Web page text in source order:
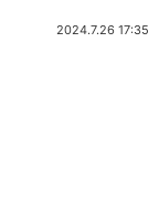
2024.7.26 17:35